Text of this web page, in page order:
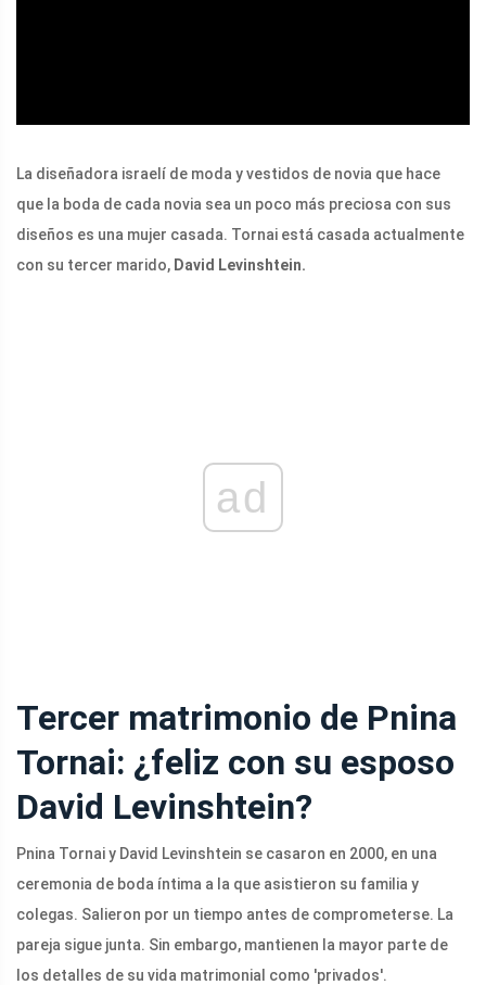
La diseñadora israelí de moda y vestidos de novia que hace
que la boda de cada novia sea un poco más preciosa con sus
diseños es una mujer casada. Tornai está casada actualmente
con su tercer marido, David Levinshtein.
ad
Tercer matrimonio de Pnina
Tornai: ¿feliz con su esposo
David Levinshtein?
Pnina Tornai y David Levinshtein se casaron en 2000, en una
ceremonia de boda íntima a la que asistieron su familia y
colegas. Salieron por un tiempo antes de comprometerse. La
pareja sigue junta. Sin embargo, mantienen la mayor parte de
los detalles de su vida matrimonial como 'privados'.